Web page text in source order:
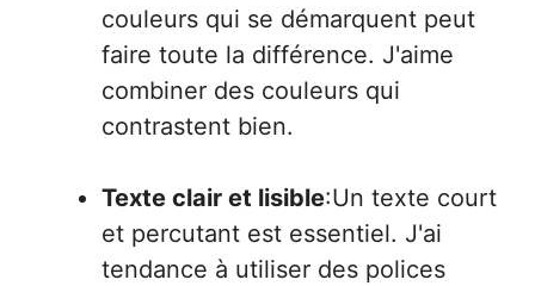
couleurs qui se démarquent peut
faire toute la différence. J'aime
combiner des couleurs qui
contrastent bien.
Texte clair et lisible:Un texte court
et percutant est essentiel. J'ai
tendance à utiliser des polices